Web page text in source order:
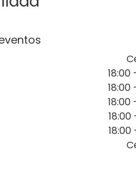
creando un
se adaptan a eventos de
que combine
asegura que cada
una fiesta o evento en
presupuesto
18:00
18:00
18:00
18:00
18:00